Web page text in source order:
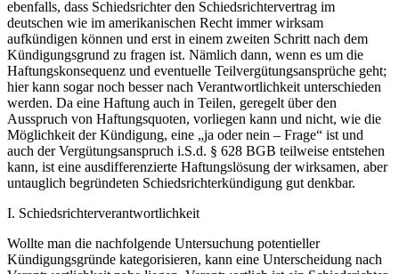
ebenfalls, dass Schiedsrichter den Schiedsrichtervertrag im
deutschen wie im amerikanischen Recht immer wirksam
aufkündigen können und erst in einem zweiten Schritt nach dem
Kündigungsgrund zu fragen ist. Nämlich dann, wenn es um die
Haftungskonsequenz und eventuelle Teilvergütungsansprüche geht;
hier kann sogar noch besser nach Verantwortlichkeit unterschieden
werden. Da eine Haftung auch in Teilen, geregelt über den
Ausspruch von Haftungsquoten, vorliegen kann und nicht, wie die
Möglichkeit der Kündigung, eine „ja oder nein – Frage“ ist und
auch der Vergütungsanspruch i.S.d. § 628 BGB teilweise entstehen
kann, ist eine ausdifferenzierte Haftungslösung der wirksamen, aber
untauglich begründeten Schiedsrichterkündigung gut denkbar.
I. Schiedsrichterverantwortlichkeit
Wollte man die nachfolgende Untersuchung potentieller
Kündigungsgründe kategorisieren, kann eine Unterscheidung nach